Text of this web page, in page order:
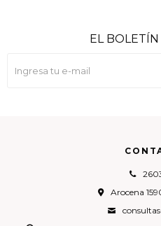
Arocena
EL BOLETÍN